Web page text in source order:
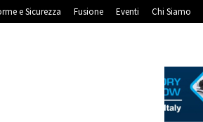
e Sicurezza Fusione Eventi Chi Siamo